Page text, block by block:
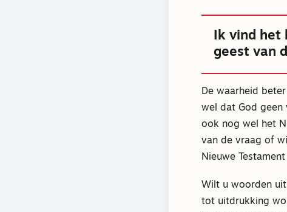
Ik vind
geest van
De waarheid
wel dat God geen
ook nog wel het
van de vraag of
Nieuwe
Wilt u woorden
tot uitdrukking